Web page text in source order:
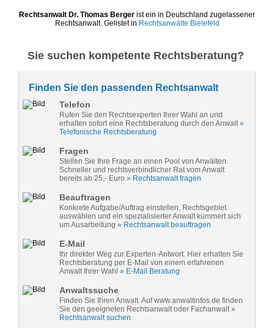
Rechtsanwalt Dr. Thomas Berger ist ein in Deutschland zugelassener
Rechtsanwalt. Gelistet in Rechtsanwälte Bielefeld
Sie suchen kompetente Rechtsberatung?
Finden Sie den passenden Rechtsanwalt
Telefon
Rufen Sie den Rechtsexperten Ihrer Wahl an und
erhalten sofort eine Rechtsberatung durch den Anwalt»
Telefonische Rechtsberatung
Fragen
Stellen Sie Ihre Frage an einen Pool von Anwälten.
Schneller und rechtsverbindlicher Rat vom Anwalt
bereits ab 25,- Euro » Rechtsanwalt fragen
Beauftragen
Konkrete Aufgabe/Auftrag einstellen, Rechtsgebiet
auswählen und ein spezialisierter Anwalt kümmert sich
um Ausarbeitung » Rechtsanwalt beauftragen
E-Mail
Ihr direkter Weg zur Experten-Antwort. Hier erhalten Sie
Rechtsberatung per E-Mail von einem erfahrenen
Anwalt Ihrer Wahl » E-Mail Beratung
Anwaltssuche
Finden Sie Ihren Anwalt. Auf www.anwaltinfos.de finden
Sie den geeigneten Rechtsanwalt oder Fachanwalt»
Rechtsanwalt suchen